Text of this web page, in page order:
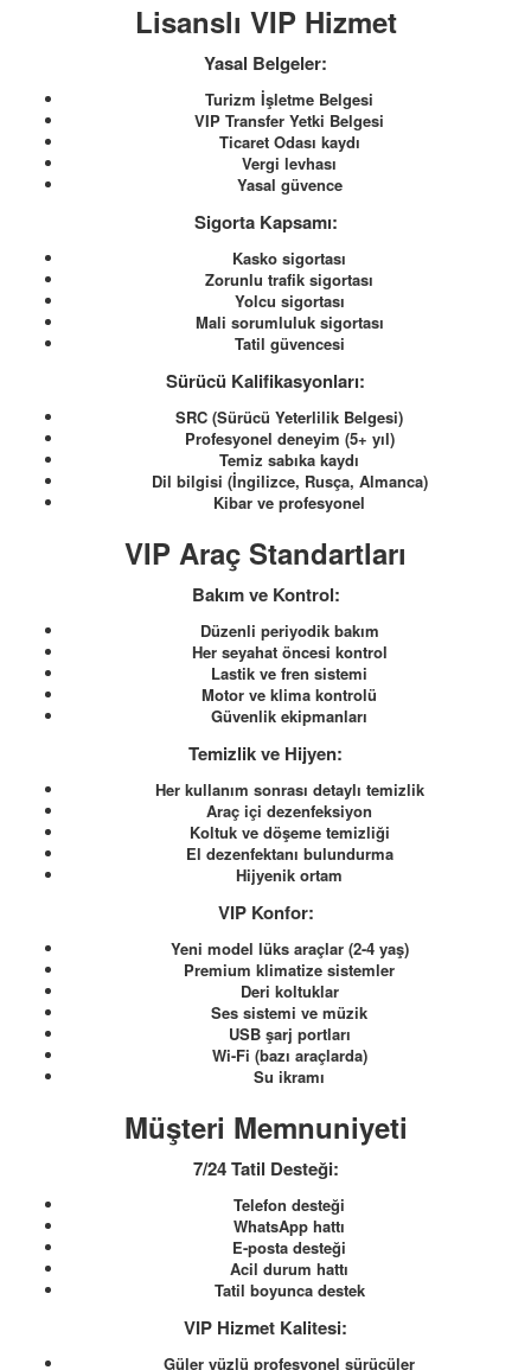
Lisanslı VIP Hizmet
Yasal Belgeler:
Turizm İşletme Belgesi
VIP Transfer Yetki Belgesi
Ticaret Odası kaydı
Vergi levhası
Yasal güvence
Sigorta Kapsamı:
Kasko sigortası
Zorunlu trafik sigortası
Yolcu sigortası
Mali sorumluluk sigortası
Tatil güvencesi
Sürücü Kalifikasyonları:
SRC (Sürücü Yeterlilik Belgesi)
Profesyonel deneyim (5+ yıl)
Temiz sabıka kaydı
Dil bilgisi (İngilizce, Rusça, Almanca)
Kibar ve profesyonel
VIP Araç Standartları
Bakım ve Kontrol:
Düzenli periyodik bakım
Her seyahat öncesi kontrol
Lastik ve fren sistemi
Motor ve klima kontrolü
Güvenlik ekipmanları
Temizlik ve Hijyen:
Her kullanım sonrası detaylı temizlik
Araç içi dezenfeksiyon
Koltuk ve döşeme temizliği
El dezenfektanı bulundurma
Hijyenik ortam
VIP Konfor:
Yeni model lüks araçlar (2-4 yaş)
Premium klimatize sistemler
Deri koltuklar
Ses sistemi ve müzik
USB şarj portları
Wi-Fi (bazı araçlarda)
Su ikramı
Müşteri Memnuniyeti
7/24 Tatil Desteği:
Telefon desteği
WhatsApp hattı
E-posta desteği
Acil durum hattı
Tatil boyunca destek
VIP Hizmet Kalitesi:
Güler yüzlü profesyonel sürücüler